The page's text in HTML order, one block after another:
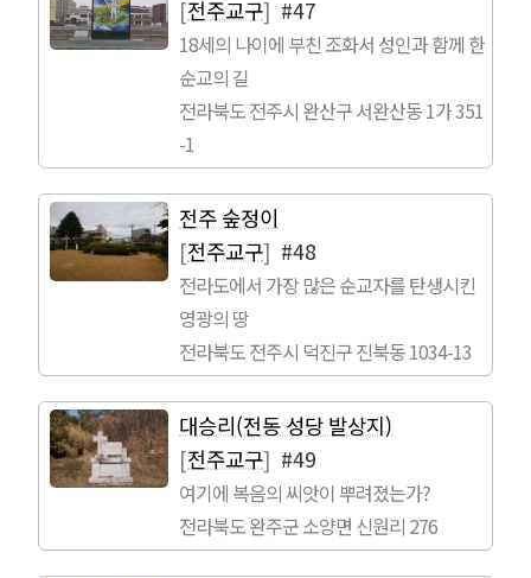
[전주교구] #47
18세의 나이에 부친 조화서 성인과 함께 한
순교의 길
전라북도 전주시 완산구 서완산동 1가 351
-1
전주 숲정이
[전주교구] #48
전라도에서 가장 많은 순교자를 탄생시킨
영광의 땅
전라북도 전주시 덕진구 진북동 1034-13
대승리(전동 성당 발상지)
[전주교구] #49
여기에 복음의 씨앗이 뿌려졌는가?
전라북도 완주군 소양면 신원리 276